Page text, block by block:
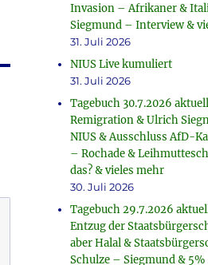
Invasion – Afrikaner &
Siegmund – Interview &
31. Juli 2026
NIUS Live kumuliert
31. Juli 2026
Tagebuch 30.7.2026
Remigration & Ulrich
NIUS & Ausschluss AfD-
– Rochade &
das? & vieles mehr
30. Juli 2026
Tagebuch 29.7.2026
Entzug der
aber Halal &
Schulze – Siegmund &